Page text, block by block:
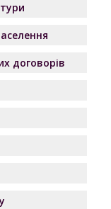
договорів